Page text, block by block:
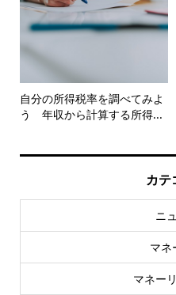
自分の所得税率を調べてみよ
う 年収から計算する所得...
カテ
ニ
マネ
マネー